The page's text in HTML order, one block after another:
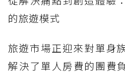
的旅遊模式
旅遊市場正迎來對單身
解決了單人房費的團費